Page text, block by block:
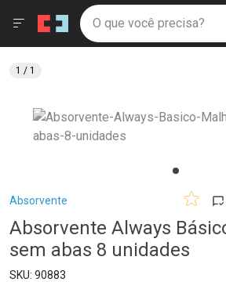
Drogaria São Paulo
Ir direto para a home
pela página
Ir direto para o conteúdo
Ir direto para a busca
Ir direto para a conta
Ir direto para a notificações
Ir direto para o carrinho
Ir direto para o menu
Faça a sua busca
O que você precisa?
Menu
Breadcrumb
Absorvente
Absorvente Always
sem abas 8 unidades
90883
1 / 1